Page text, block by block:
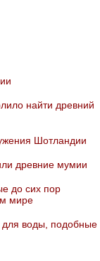
найти древний
Шотландии
древние мумии
до сих пор
мире
воды, подобные